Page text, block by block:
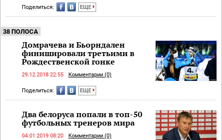
Поделиться: ЕЩЕ
38 ПОЛОСА
Домрачева и Бьорндален
финишировали третьими в
Рождественской гонке
29.12.2018 22:55 Комментарии (0)
Поделиться: ЕЩЕ
Два белоруса попали в топ-50
футбольных тренеров мира
04.01.2019 08:20 Комментарии (0)